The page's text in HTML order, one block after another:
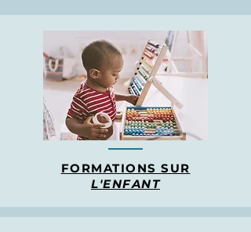
FORMATIONS SUR
L'ENFANT